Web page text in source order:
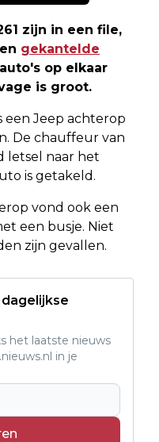
zijn in een file,
gekantelde
op elkaar
is groot.
een Jeep achterop
De chauffeur van
letsel naar het
is getakeld.
vond ook een
een busje. Niet
zijn gevallen.
het laatste nieuws
in je